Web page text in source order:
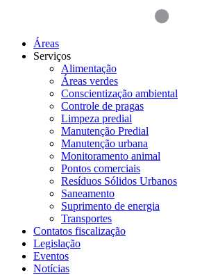
Áreas
Serviços
Alimentação
Áreas verdes
Conscientização ambiental
Controle de pragas
Limpeza predial
Manutenção Predial
Manutenção urbana
Monitoramento animal
Pontos comerciais
Resíduos Sólidos Urbanos
Saneamento
Suprimento de energia
Transportes
Contatos fiscalização
Legislação
Eventos
Notícias